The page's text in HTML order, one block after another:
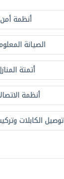
أنظمة أمن
الصيانة
أتمتة
أنظمة
توصيل الكابلات